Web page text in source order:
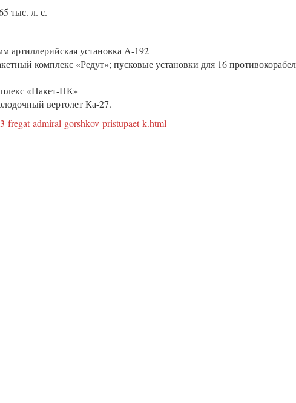
тыс. л. с.
артиллерийская установка А-192
комплекс «Редут»; пусковые установки для 16
«Пакет-НК»
вертолет Ка-27.
fregat-admiral-gorshkov-pristupaet-k.html